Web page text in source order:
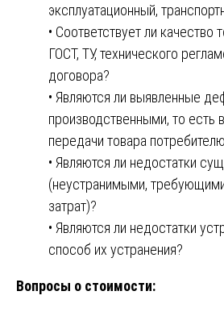
эксплуатационный,
• Соответствует ли качество
ГОСТ, ТУ, технического
договора?
• Являются ли выявленные
производственными, то есть
передачи товара
• Являются ли недостатки
(неустранимыми,
затрат)?
• Являются ли недостатки
способ их устранения?
Вопросы о стоимости: